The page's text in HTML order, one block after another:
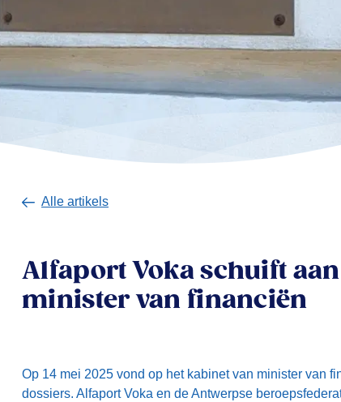
Alle artikels
Alfaport Voka schuift
minister van financiën
Op 14 mei 2025 vond op het kabinet van minister van
dossiers. Alfaport Voka en de Antwerpse